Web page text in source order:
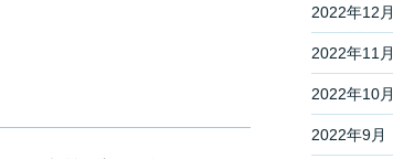
2022年12月
2022年11月
2022年10月
2022年9月